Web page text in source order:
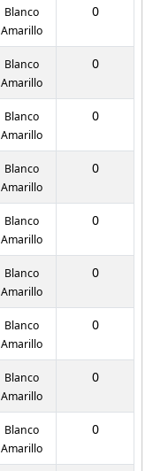
Blanco
Amarillo
0
Blanco
Amarillo
0
Blanco
Amarillo
0
Blanco
Amarillo
0
Blanco
Amarillo
0
Blanco
Amarillo
0
Blanco
Amarillo
0
Blanco
Amarillo
0
Blanco
Amarillo
0